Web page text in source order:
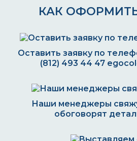
КАК
Оставить заявку по
(812) 493 44 47
Наши менеджеры
обоговорят